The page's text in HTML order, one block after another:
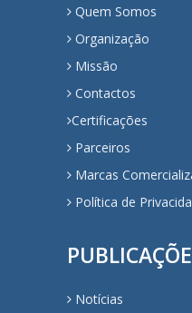
Quem Somos
Organização
Missão
Contactos
Certificações
Parceiros
Marcas
Política de
Notícias